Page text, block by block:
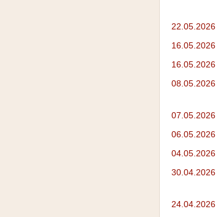
22.05.2026
16.05.2026
16.05.2026
08.05.2026
07.05.2026
06.05.2026
04.05.2026
30.04.2026
24.04.2026